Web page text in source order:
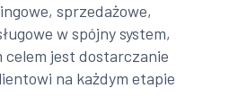
sprzedażowe,
w spójny system,
celem jest dostarczanie
na każdym etapie